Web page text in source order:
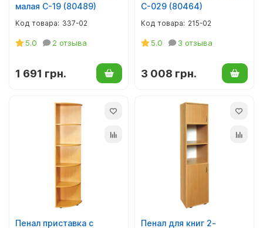
малая С-19 (80489)
337-02
5.0 2 отзыва
1 691 грн.
С-029 (80464)
215-02
5.0 3 отзыва
3 008 грн.
Пенал приставка с
Пенал для книг 2-